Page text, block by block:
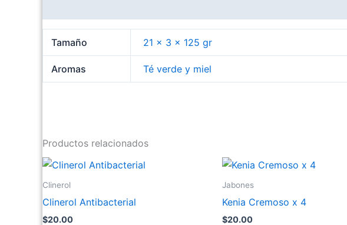
Tamaño 21 x 3 x 125 gr
Aromas Té verde y miel
Productos relacionados
Clinerol
Clinerol Antibacterial
$20.00
Jabones
Kenia Cremoso x 4
$20.00